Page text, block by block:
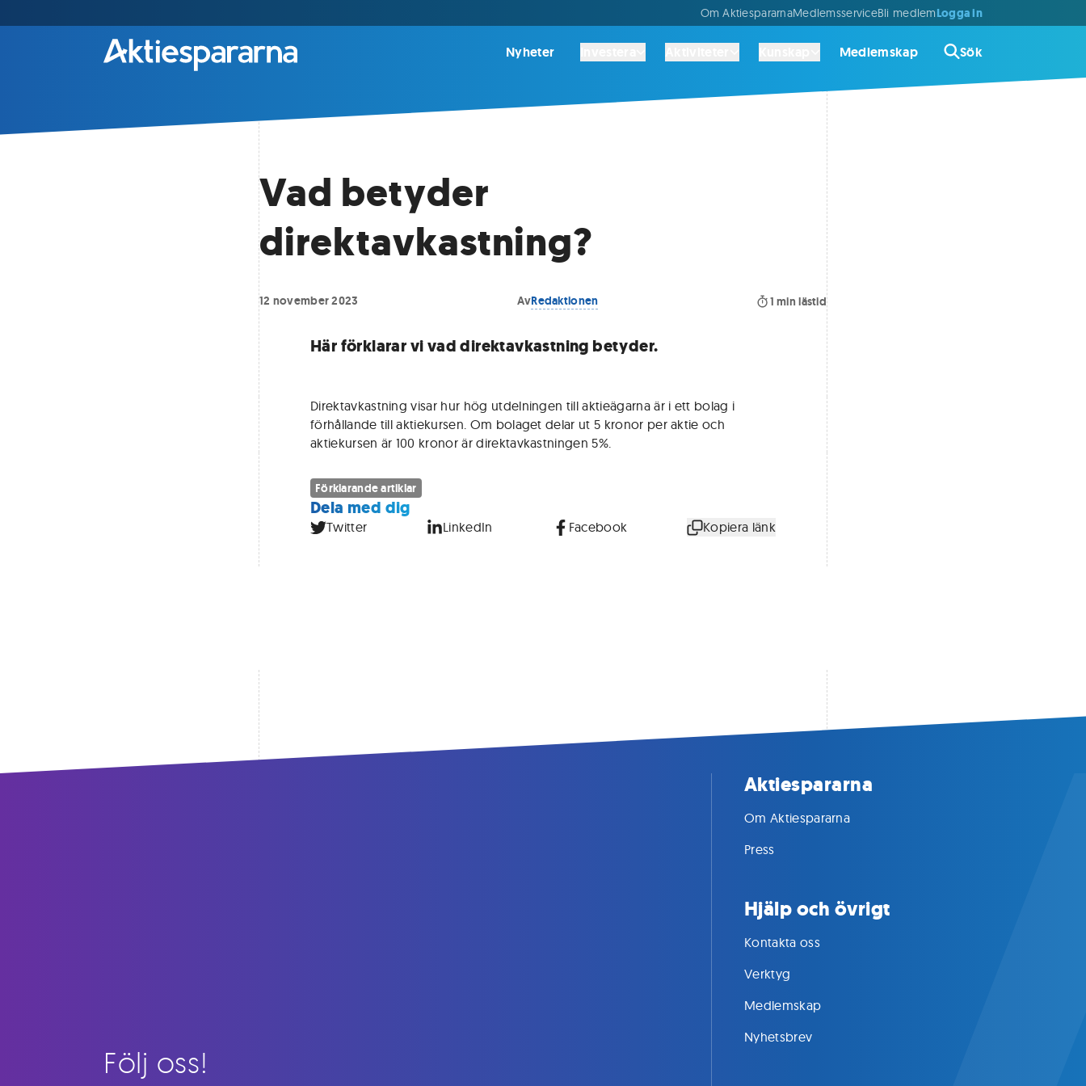
Om AktiespararnaMedlemsserviceBli medlemLogga in
Nyheter Medlemskap Sök
Vad betyder
direktavkastning?
12 november 2023 AvRedaktionen 1 min lästid
Här förklarar vi vad direktavkastning betyder.
Direktavkastning visar hur hög utdelningen till aktieägarna är i ett bolag i
förhållande till aktiekursen. Om bolaget delar ut 5 kronor per aktie och
aktiekursen är 100 kronor är direktavkastningen 5%.
Förklarande artiklar
Dela med dig
Twitter LinkedIn Facebook Kopiera länk
Följ oss!
Aktiespararna
Om Aktiespararna
Press
Hjälp och övrigt
Kontakta oss
Verktyg
Medlemskap
Nyhetsbrev